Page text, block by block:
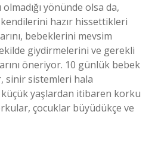
olmadığı yönünde olsa da,
hazır hissettikleri
bebeklerini mevsim
giydirmelerini ve gerekli
öneriyor. 10 günlük bebek
sinir sistemleri hala
yaşlardan itibaren korku
çocuklar büyüdükçe ve